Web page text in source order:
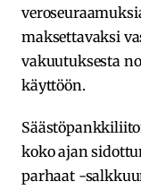
maksettavaksi
vakuutuksesta
käyttöön.
koko ajan
parhaat -